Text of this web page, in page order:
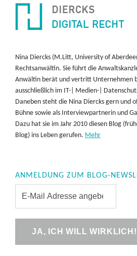
Nina Diercks (M.Litt, University of
Rechtsanwältin. Sie führt die
Anwältin berät und vertritt Unternehmen
ausschließlich im IT-| Medien-|
Daneben steht die Nina Diercks gern und
Bühne sowie als Interviewpartnerin und
Dazu hat sie im Jahr 2010 diesen Blog
Blog) ins Leben gerufen. Mehr
ANMELDUNG ZUM BLOG-